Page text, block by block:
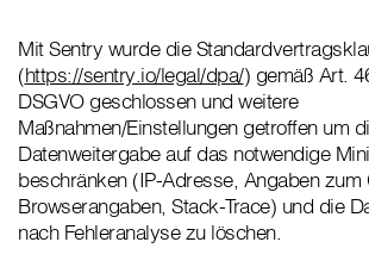
Mit Sentry wurde die
(https://sentry.io/legal/dpa/) gemäß Art.
DSGVO geschlossen und weitere
Maßnahmen/Einstellungen getroffen um
Datenweitergabe auf das notwendige
beschränken (IP-Adresse, Angaben zum
Browserangaben, Stack-Trace) und die
nach Fehleranalyse zu löschen.